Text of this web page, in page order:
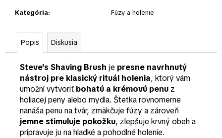
Kategória: Fúzy a holenie
Popis Diskusia
Steve's Shaving Brush je presne navrhnutý
nástroj pre klasický rituál holenia, ktorý vám
umožní vytvoriť bohatú a krémovú penu z
holiacej peny alebo mydla. Štetka rovnomerne
nanáša penu na tvár, zmäkčuje fúzy a zároveň
jemne stimuluje pokožku, zlepšuje krvný obeh a
pripravuje ju na hladké a pohodlné holenie.